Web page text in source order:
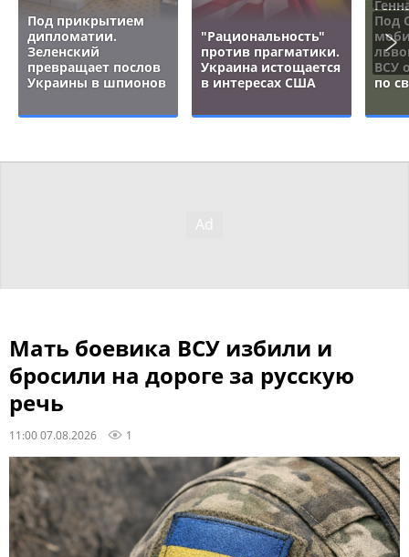
Под прикрытием
дипломатии.
Зеленский
превращает послов
Украины в шпионов
"Рациональность"
против прагматики.
Украина истощается
в интересах США
Под
ВСУ
по
Мать боевика ВСУ избили и
бросили на дороге за русскую
речь
11:00 07.08.2026 1